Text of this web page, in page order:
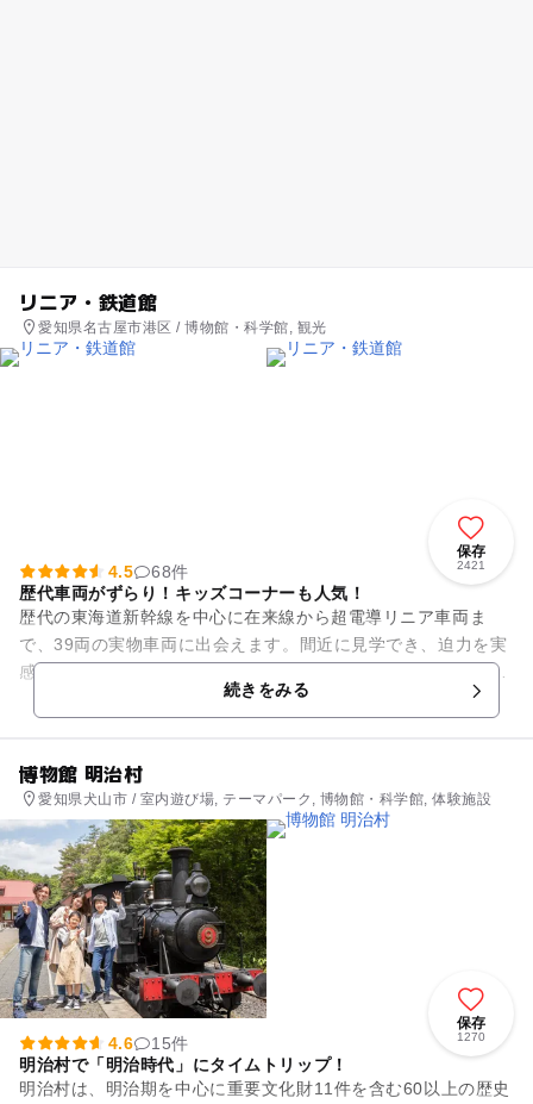
リニア・鉄道館
愛知県名古屋市港区 / 博物館・科学館, 観光
保存
2421
4.5
68件
歴代車両がずらり！キッズコーナーも人気！
歴代の東海道新幹線を中心に在来線から超電導リニア車両ま
で、39両の実物車両に出会えます。間近に見学でき、迫力を実
感できます。「鉄道の24時間」がテーマの鉄道ジオラマも人気
続きをみる
博物館 明治村
愛知県犬山市 / 室内遊び場, テーマパーク, 博物館・科学館, 体験施設
保存
1270
4.6
15件
明治村で「明治時代」にタイムトリップ！
明治村は、明治期を中心に重要文化財11件を含む60以上の歴史